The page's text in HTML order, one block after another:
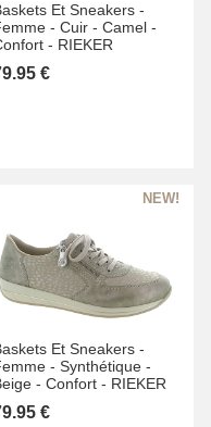
Et Sneakers -
- Cuir - Camel -
- RIEKER
€
Et Sneakers -
- Synthétique -
- Confort - RIEKER
€